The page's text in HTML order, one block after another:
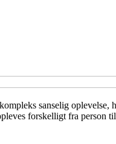
sanselig oplevelse,
forskelligt fra person